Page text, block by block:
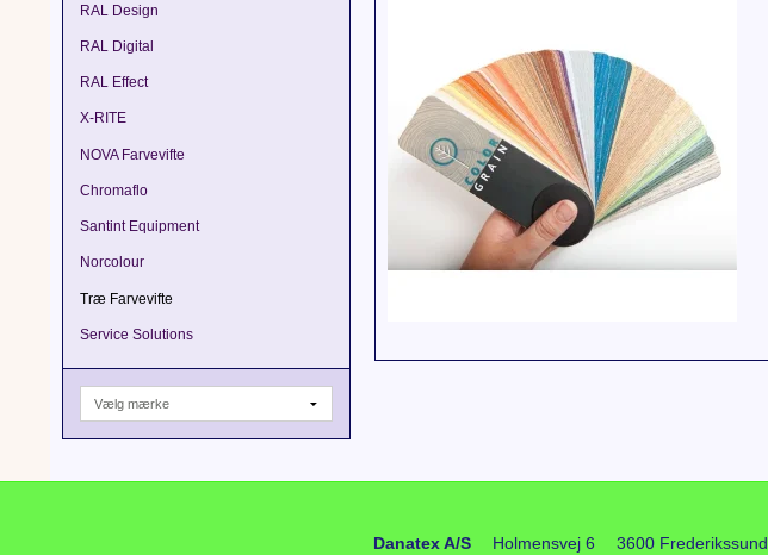
RAL Design
RAL Digital
RAL Effect
X-RITE
NOVA Farvevifte
Chromaflo
Santint Equipment
Norcolour
Træ Farvevifte
Service Solutions
Danatex A/S Holmensvej 6 3600 Frederikssund